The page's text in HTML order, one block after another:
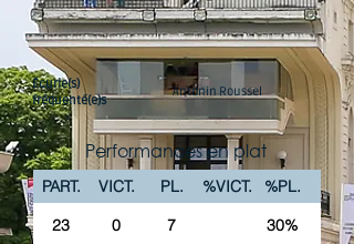
Écurie(s)
fréquenté(e)s
Antonin Roussel
Performances en plat
PART. VICT. PL. %VICT.
%PL.
23
0 7 30%